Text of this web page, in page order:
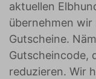
aktuellen
übernehmen wir
Gutscheine.
Gutscheincode,
reduzieren. Wir